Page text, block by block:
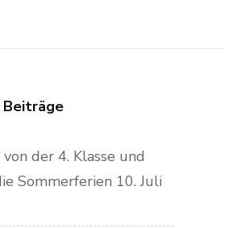
der 4. Klasse und
Sommerferien 10. Juli